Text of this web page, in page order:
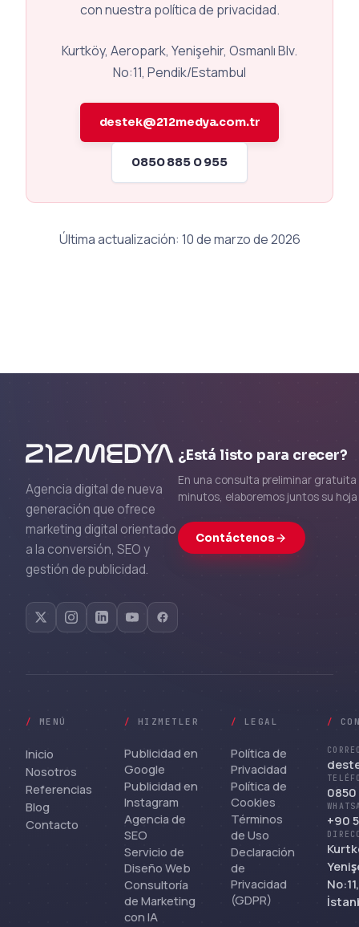
con nuestra política de privacidad.
Kurtköy, Aeropark, Yenişehir, Osmanlı Blv.
No:11, Pendik/Estambul
destek@212medya.com.tr
0850 885 0 955
Última actualización: 10 de marzo de 2026
Agencia digital de nueva
generación que ofrece
marketing digital orientado
a la conversión, SEO y
gestión de publicidad.
¿Está listo para crecer?
En una consulta preliminar gratuita
minutos, elaboremos juntos su
Contáctenos
/ MENÚ
Inicio
Nosotros
Referencias
Blog
Contacto
/ HIZMETLER
Publicidad en
Google
Publicidad en
Instagram
Agencia de
SEO
Servicio de
Diseño Web
Consultoría
de Marketing
con IA
/ LEGAL
Política de
Privacidad
Política de
Cookies
Términos
de Uso
Declaración
de
Privacidad
(GDPR)
/
0850
+90